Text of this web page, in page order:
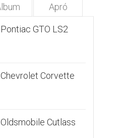
Apró
GTO LS2
Corvette
Cutlass